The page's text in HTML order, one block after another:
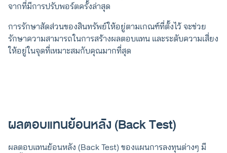
จากที่มีการปรับพอร์ตครั้งล่าสุด
การรักษาสัดส่วนของสินทรัพย์ให้อยู่ตามเกณฑ์ที่ตั้งไว้ จะช่วย
รักษาความสามารถในการสร้างผลตอบแทน และระดับความเสี่ยง
ให้อยู่ในจุดที่เหมาะสมกับคุณมากที่สุด
ผลตอบแทนย้อนหลัง (Back Test)
ผลตอบแทนย้อนหลัง (Back Test) ของแผนการลงทุนต่างๆ มี